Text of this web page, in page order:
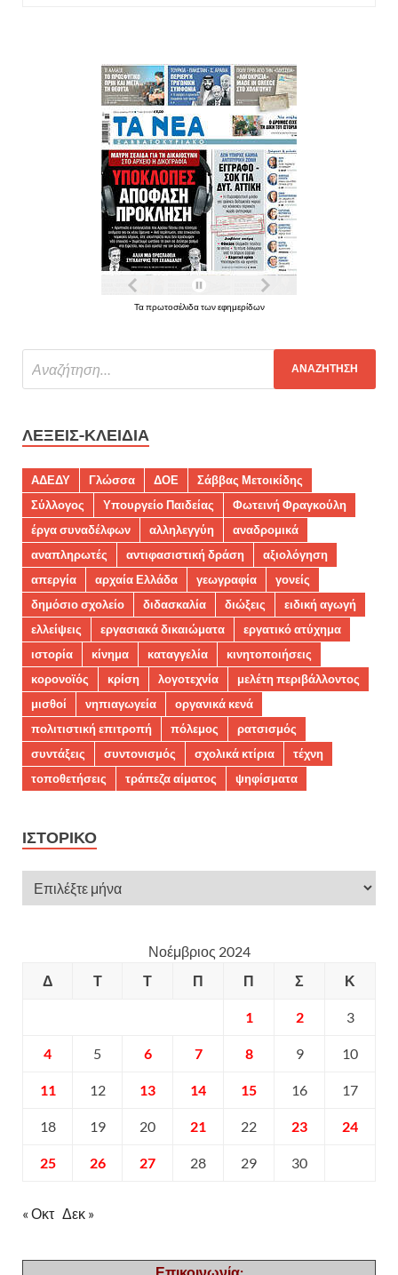
Τα πρωτοσέλιδα των εφημερίδων
ΛΈΞΕΙΣ-ΚΛΕΙΔΙΆ
ΑΔΕΔΥ Γλώσσα ΔΟΕ
Σάββας Μετοικίδης
Σύλλογος
Υπουργείο Παιδείας
Φωτεινή Φραγκούλη
έργα συναδέλφων
αλληλεγγύη
αναδρομικά
αναπληρωτές
αντιφασιστική δράση
αξιολόγηση
απεργία
αρχαία Ελλάδα γεωγραφία
γονείς
δημόσιο σχολείο
διδασκαλία διώξεις
ειδική αγωγή
ελλείψεις
εργασιακά δικαιώματα
εργατικό ατύχημα
ιστορία
κίνημα καταγγελία
κινητοποιήσεις
κορονοϊός
κρίση λογοτεχνία
μελέτη περιβάλλοντος
μισθοί
νηπιαγωγεία
οργανικά κενά
πολιτιστική επιτροπή
πόλεμος
ρατσισμός
συντάξεις
συντονισμός σχολικά κτίρια
τέχνη
τοποθετήσεις
τράπεζα αίματος ψηφίσματα
ΙΣΤΟΡΙΚΌ
Νοέμβριος 2024
Δ
Τ Τ Π Π Σ Κ
1 2 3
4 5 6 7 8 9 10
11 12 13 14 15 16 17
18 19 20 21 22 23 24
25 26 27 28 29 30
« Οκτ Δεκ »
Επικοινωνία: